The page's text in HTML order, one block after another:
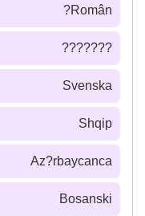
Român?
???????
Svenska
Shqip
Az?rbaycanca
Bosanski